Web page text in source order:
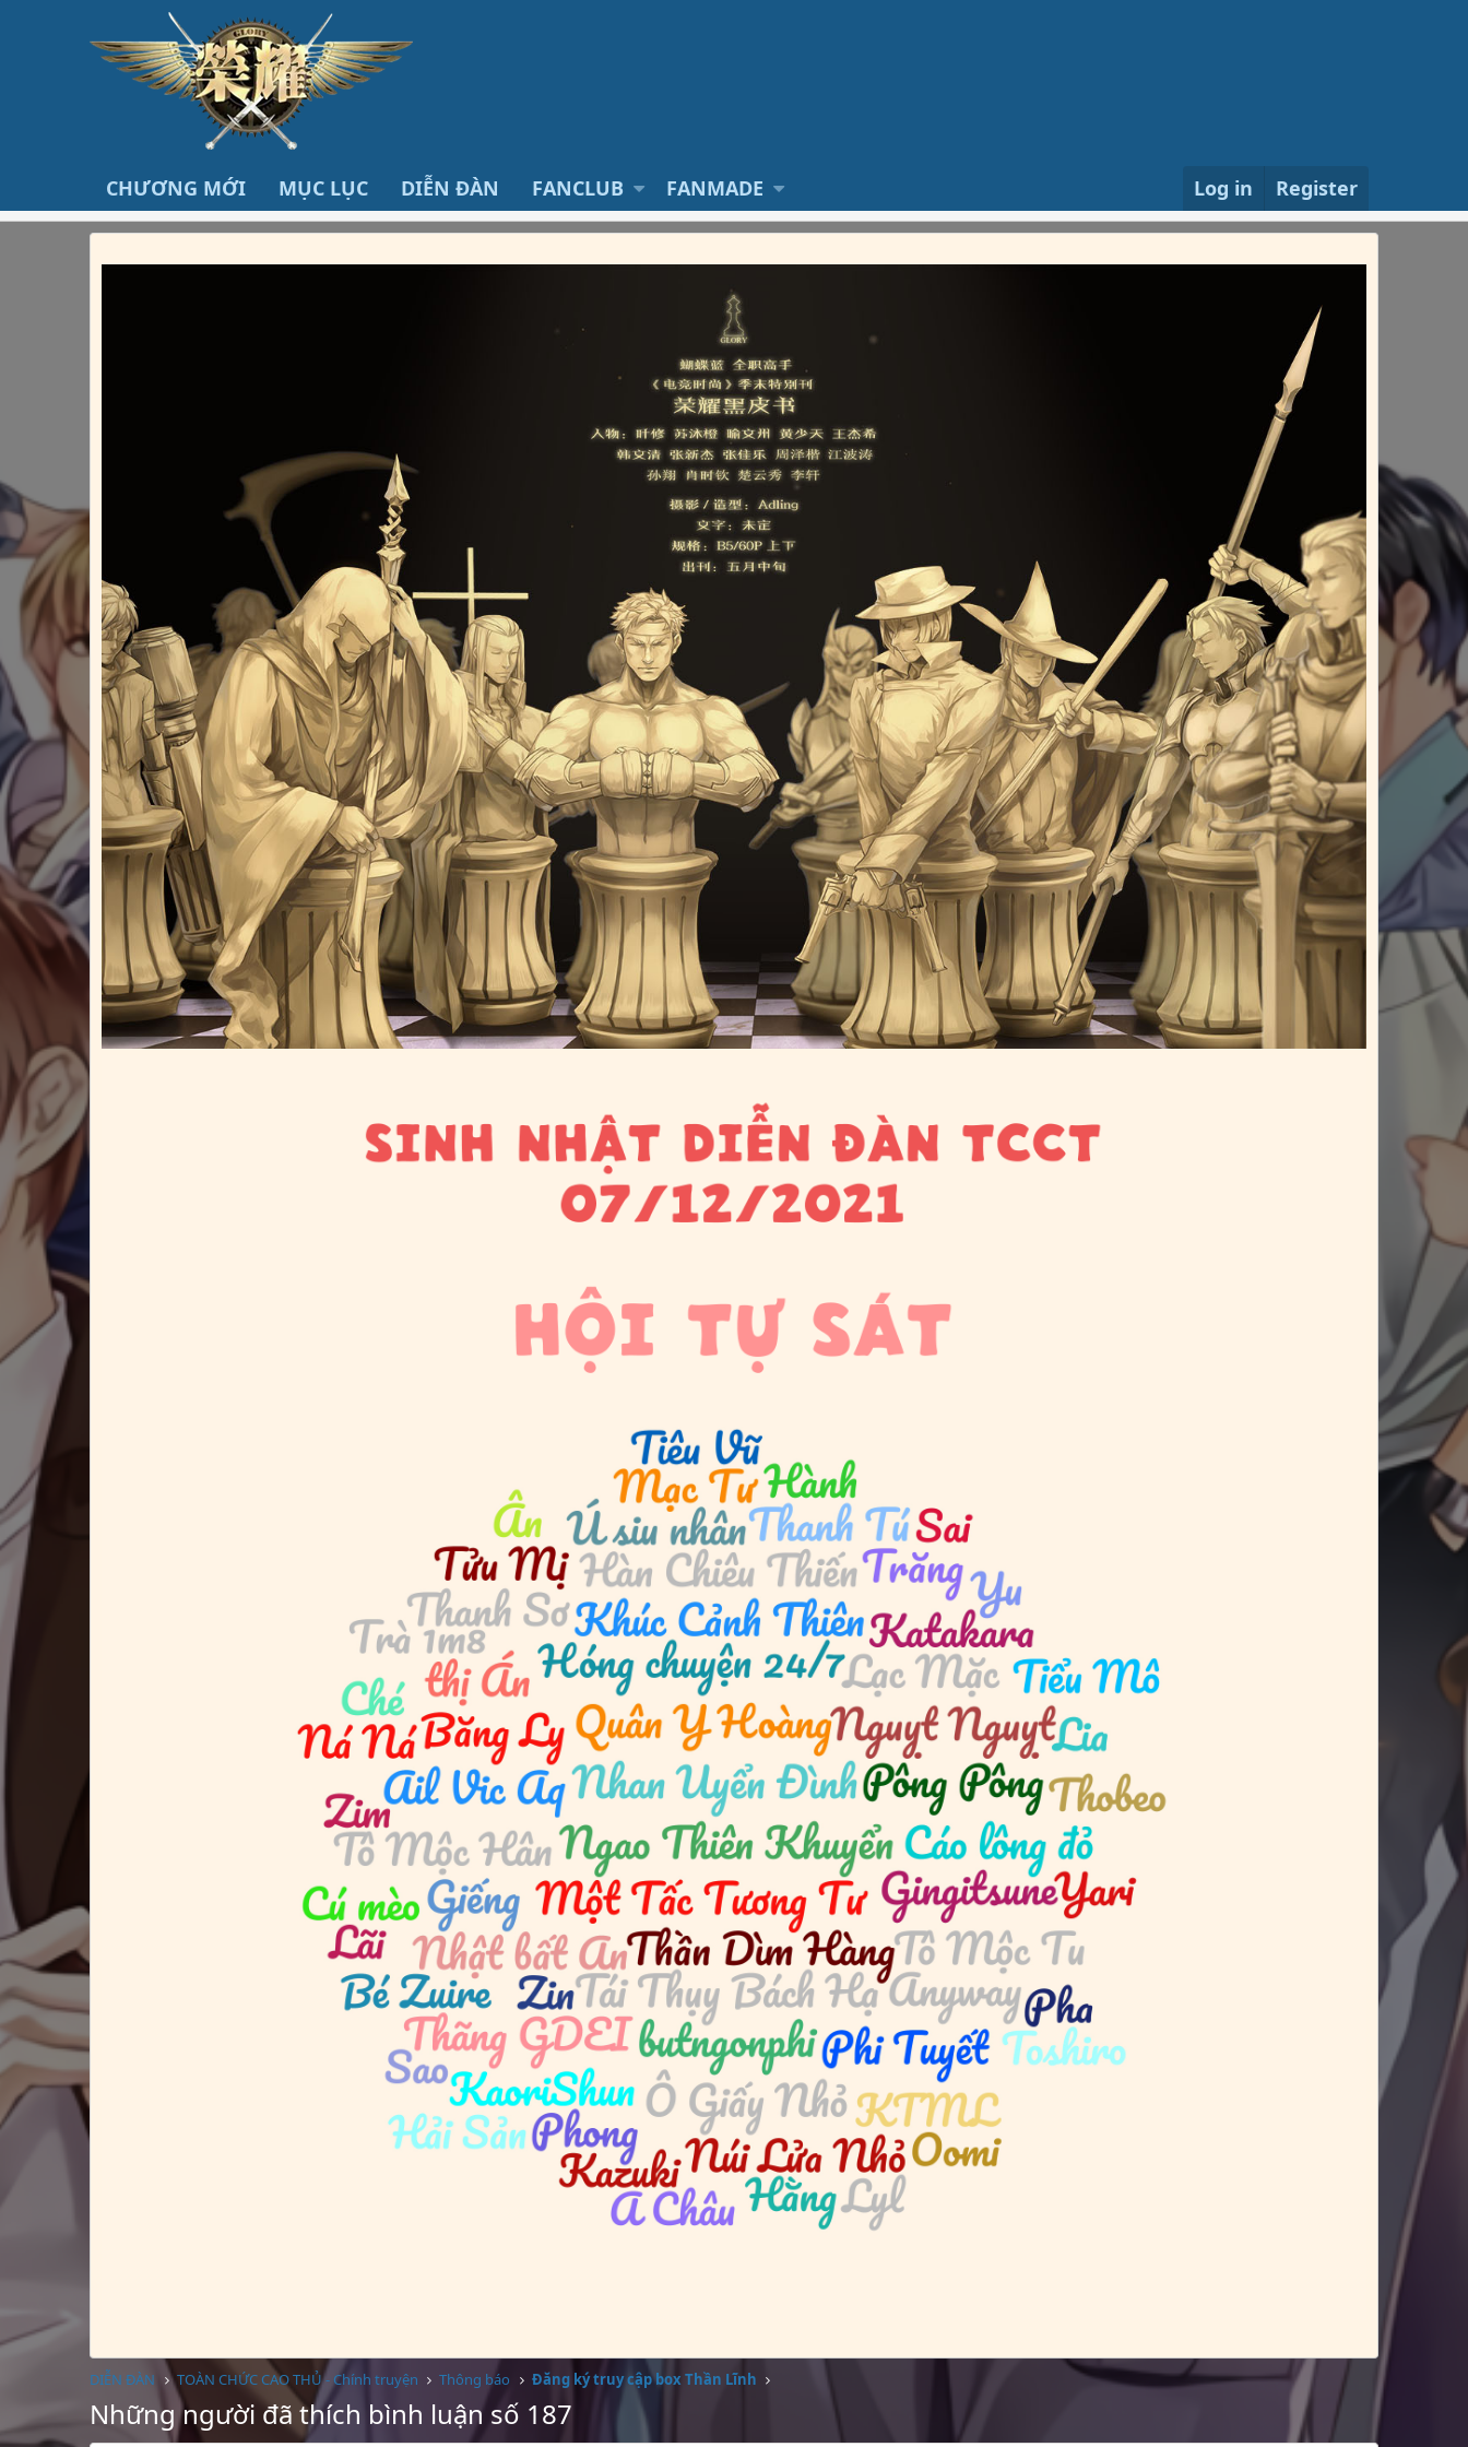
CHƯƠNG MỚI MỤC LỤC DIỄN ĐÀN FANCLUB FANMADE Log in Register
DIỄN ĐÀN TOÀN CHỨC CAO THỦ - Chính truyện Thông báo Đăng ký truy cập box Thần Lĩnh
Những người đã thích bình luận số 187